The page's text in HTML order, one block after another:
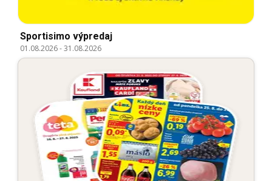
Sportisimo výpredaj
01.08.2026-31.08.2026